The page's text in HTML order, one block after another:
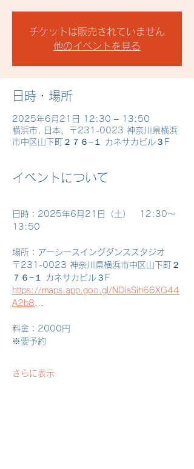
チケットは販売されていません
他のイベントを見る
日時・場所
2025年6月21日 12:30 – 13:50
横浜市, 日本、〒231-0023 神奈川県横浜
市中区山下町２７６−１ カネサカビル３F
イベントについて
日時：2025年6月21日（土）　12:30～
13:50
場所：アーシースイングダンススタジオ
〒231-0023 神奈川県横浜市中区山下町２
７６−１ カネサカビル３F
https://maps.app.goo.gl/NDisSih66XG44
A2b8 ...
料金：2000円
※要予約
さらに表示